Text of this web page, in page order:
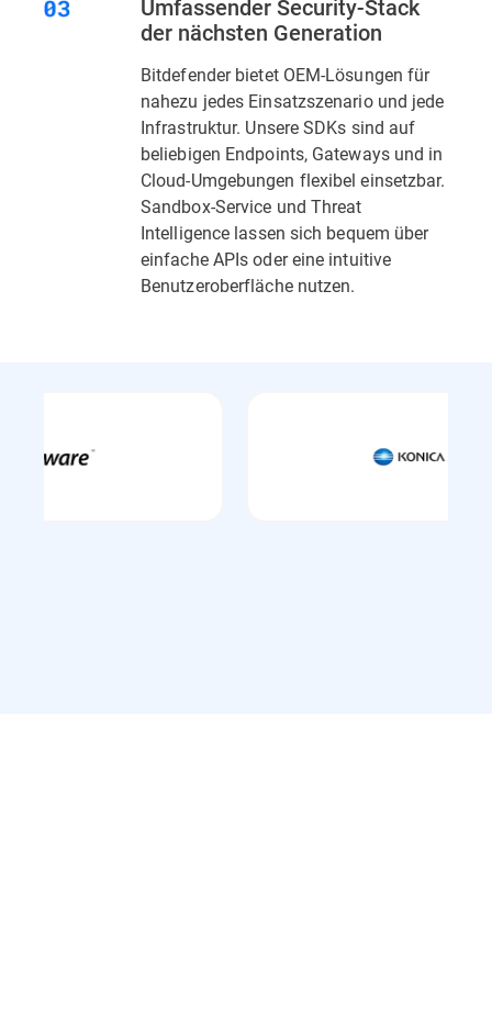
Umfassender Security-Stack
der nächsten Generation
Bitdefender bietet OEM-Lösungen für
nahezu jedes Einsatzszenario und jede
Infrastruktur. Unsere SDKs sind auf
beliebigen Endpoints, Gateways und in
Cloud-Umgebungen flexibel einsetzbar.
Sandbox-Service und Threat
Intelligence lassen sich bequem über
einfache APIs oder eine intuitive
Benutzeroberfläche nutzen.